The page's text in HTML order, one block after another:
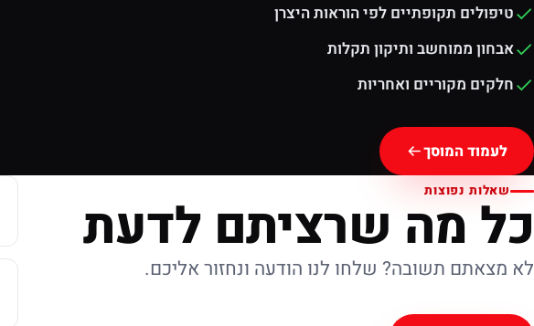
טיפולים תקופתיים לפי הוראות היצרן
אבחון ממוחשב ותיקון תקלות
חלקים מקוריים ואחריות
לעמוד המוסך
שאלות נפוצות
כל מה שרציתם לדעת
לא מצאתם תשובה? שלחו לנו הודעה ונחזור אליכם.